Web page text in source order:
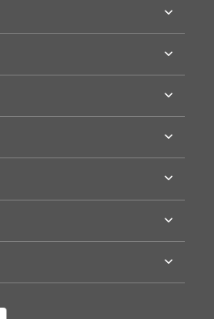
ポケトークチャレンジ